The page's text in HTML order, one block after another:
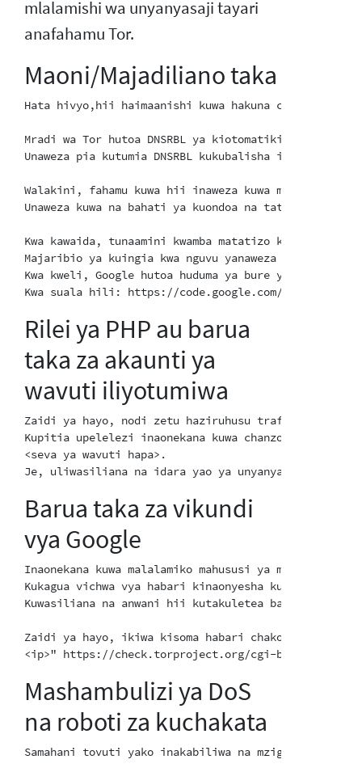
mlalamishi wa unyanyasaji tayari
anafahamu Tor.
Maoni/Majadiliano taka
Hata hivyo,hii haimaanishi kuwa hakuna chochote
Mradi wa Tor hutoa DNSRBL ya kiotomatiki iliuweze
Unaweza pia kutumia DNSRBL kukubalisha itifaki
Walakini, fahamu kuwa hii inaweza kuwa mcheshi
Unaweza kuwa na bahati ya kuondoa na tatizo hili
Kwa kawaida, tunaamini kwamba matatizo kama haya
Majaribio ya kuingia kwa nguvu yanaweza
Kwa kweli, Google hutoa huduma ya bure ya
Rilei ya PHP au barua
taka za akaunti ya
wavuti iliyotumiwa
Zaidi ya hayo, nodi zetu haziruhusu trafiki ya SMTP
Kupitia upelelezi inaonekana kuwa chanzo cha
<seva ya wavuti hapa>.
Barua taka za vikundi
vya Google
Inaonekana kuwa malalamiko mahususi ya matumizi
Kukagua vichwa vya habari kinaonyesha kuwa anwani
Kuwasiliana na anwani hii kutakuletea bahati
Zaidi ya hayo, ikiwa kisoma habari chako kinasaidia
Mashambulizi ya DoS
na roboti za kuchakata
Samahani tovuti yako inakabiliwa na mzigo huu mzito